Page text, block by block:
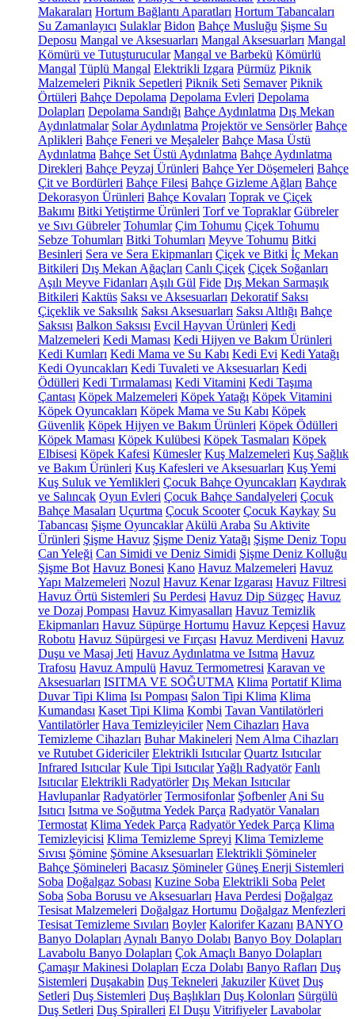
Makaraları Hortum Bağlantı Aparatları Hortum Tabancaları
Su Zamanlayıcı Sulaklar Bidon Bahçe Musluğu Şişme Su
Deposu Mangal ve Aksesuarları Mangal Aksesuarları Mangal
Kömürü ve Tutuşturucular Mangal ve Barbekü Kömürlü
Mangal Tüplü Mangal Elektrikli Izgara Pürmüz Piknik
Malzemeleri Piknik Sepetleri Piknik Seti Semaver Piknik
Örtüleri Bahçe Depolama Depolama Evleri Depolama
Dolapları Depolama Sandığı Bahçe Aydınlatma Dış Mekan
Aydınlatmalar Solar Aydınlatma Projektör ve Sensörler Bahçe
Aplikleri Bahçe Feneri ve Meşaleler Bahçe Masa Üstü
Aydınlatma Bahçe Set Üstü Aydınlatma Bahçe Aydınlatma
Direkleri Bahçe Peyzaj Ürünleri Bahçe Yer Döşemeleri Bahçe
Çit ve Bordürleri Bahçe Filesi Bahçe Gizleme Ağları Bahçe
Dekorasyon Ürünleri Bahçe Kovaları Toprak ve Çiçek
Bakımı Bitki Yetiştirme Ürünleri Torf ve Topraklar Gübreler
ve Sıvı Gübreler Tohumlar Çim Tohumu Çiçek Tohumu
Sebze Tohumları Bitki Tohumları Meyve Tohumu Bitki
Besinleri Sera ve Sera Ekipmanları Çiçek ve Bitki İç Mekan
Bitkileri Dış Mekan Ağaçları Canlı Çiçek Çiçek Soğanları
Aşılı Meyve Fidanları Aşılı Gül Fide Dış Mekan Sarmaşık
Bitkileri Kaktüs Saksı ve Aksesuarları Dekoratif Saksı
Çiçeklik ve Saksılık Saksı Aksesuarları Saksı Altlığı Bahçe
Saksısı Balkon Saksısı Evcil Hayvan Ürünleri Kedi
Malzemeleri Kedi Maması Kedi Hijyen ve Bakım Ürünleri
Kedi Kumları Kedi Mama ve Su Kabı Kedi Evi Kedi Yatağı
Kedi Oyuncakları Kedi Tuvaleti ve Aksesuarları Kedi
Ödülleri Kedi Tırmalaması Kedi Vitamini Kedi Taşıma
Çantası Köpek Malzemeleri Köpek Yatağı Köpek Vitamini
Köpek Oyuncakları Köpek Mama ve Su Kabı Köpek
Güvenlik Köpek Hijyen ve Bakım Ürünleri Köpek Ödülleri
Köpek Maması Köpek Kulübesi Köpek Tasmaları Köpek
Elbisesi Köpek Kafesi Kümesler Kuş Malzemeleri Kuş Sağlık
ve Bakım Ürünleri Kuş Kafesleri ve Aksesuarları Kuş Yemi
Kuş Suluk ve Yemlikleri Çocuk Bahçe Oyuncakları Kaydırak
ve Salıncak Oyun Evleri Çocuk Bahçe Sandalyeleri Çocuk
Bahçe Masaları Uçurtma Çocuk Scooter Çocuk Kaykay Su
Tabancası Şişme Oyuncaklar Akülü Araba Su Aktivite
Ürünleri Şişme Havuz Şişme Deniz Yatağı Şişme Deniz Topu
Can Yeleği Can Simidi ve Deniz Simidi Şişme Deniz Kolluğu
Şişme Bot Havuz Bonesi Kano Havuz Malzemeleri Havuz
Yapı Malzemeleri Nozul Havuz Kenar Izgarası Havuz Filtresi
Havuz Örtü Sistemleri Su Perdesi Havuz Dip Süzgeç Havuz
ve Dozaj Pompası Havuz Kimyasalları Havuz Temizlik
Ekipmanları Havuz Süpürge Hortumu Havuz Kepçesi Havuz
Robotu Havuz Süpürgesi ve Fırçası Havuz Merdiveni Havuz
Duşu ve Masaj Jeti Havuz Aydınlatma ve Isıtma Havuz
Trafosu Havuz Ampulü Havuz Termometresi Karavan ve
Aksesuarları ISITMA VE SOĞUTMA Klima Portatif Klima
Duvar Tipi Klima Isı Pompası Salon Tipi Klima Klima
Kumandası Kaset Tipi Klima Kombi Tavan Vantilatörleri
Vantilatörler Hava Temizleyiciler Nem Cihazları Hava
Temizleme Cihazları Buhar Makineleri Nem Alma Cihazları
ve Rutubet Gidericiler Elektrikli Isıtıcılar Quartz Isıtıcılar
Infrared Isıtıcılar Kule Tipi IsıtıcılarYağlı Radyatör Fanlı
Isıtıcılar Elektrikli Radyatörler Dış Mekan Isıtıcılar
Havlupanlar Radyatörler Termosifonlar Şofbenler Ani Su
Isıtıcı Isıtma ve Soğutma Yedek Parça Radyatör Vanaları
Termostat Klima Yedek Parça Radyatör Yedek Parça Klima
Temizleyicisi Klima Temizleme Spreyi Klima Temizleme
Sıvısı Şömine Şömine Aksesuarları Elektrikli Şömineler
Bahçe Şömineleri Bacasız Şömineler Güneş Enerji Sistemleri
Soba Doğalgaz Sobası Kuzine Soba Elektrikli Soba Pelet
Soba Soba Borusu ve Aksesuarları Hava Perdesi Doğalgaz
Tesisat Malzemeleri Doğalgaz Hortumu Doğalgaz Menfezleri
Tesisat Temizleme Sıvıları Boyler Kalorifer Kazanı BANYO
Banyo Dolapları Aynalı Banyo Dolabı Banyo Boy Dolapları
Lavabolu Banyo Dolapları Çok Amaçlı Banyo Dolapları
Çamaşır Makinesi Dolapları Ecza Dolabı Banyo Rafları Duş
Sistemleri Duşakabin Duş Tekneleri Jakuziler Küvet Duş
Setleri Duş Sistemleri Duş Başlıkları Duş Kolonları Sürgülü
Duş Setleri Duş Spiralleri El Duşu Vitrifiyeler Lavabolar